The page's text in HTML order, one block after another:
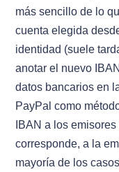
más sencillo de lo
cuenta elegida
identidad (suele
anotar el nuevo
datos bancarios en
PayPal como
IBAN a los
corresponde, a la
mayoría de los